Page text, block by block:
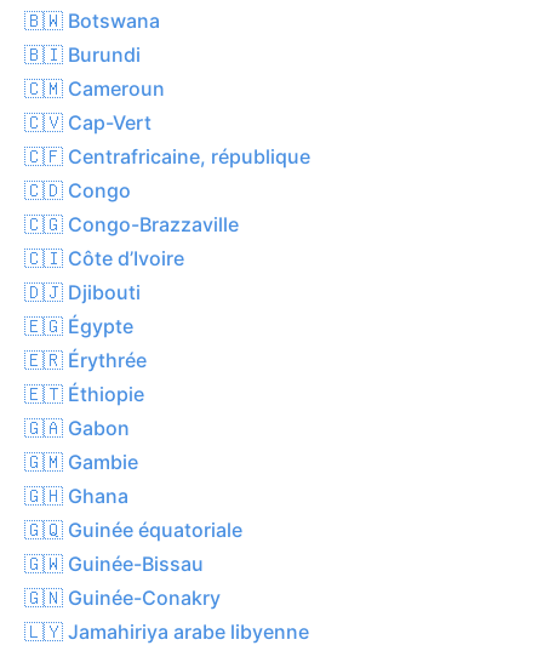
🇧🇼 Botswana
🇧🇮 Burundi
🇨🇲 Cameroun
🇨🇻 Cap-Vert
🇨🇫 Centrafricaine, république
🇨🇩 Congo
🇨🇬 Congo-Brazzaville
🇨🇮 Côte d’Ivoire
🇩🇯 Djibouti
🇪🇬 Égypte
🇪🇷 Érythrée
🇪🇹 Éthiopie
🇬🇦 Gabon
🇬🇲 Gambie
🇬🇭 Ghana
🇬🇶 Guinée équatoriale
🇬🇼 Guinée-Bissau
🇬🇳 Guinée-Conakry
🇱🇾 Jamahiriya arabe libyenne